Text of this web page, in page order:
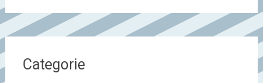
Categorie